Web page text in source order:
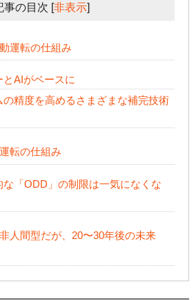
事の目次 [非表示]
運転の仕組み
AIがベースに
の精度を高めるさまざまな補完技術
転の仕組み
「ODD」の制限は一気になくな
人間型だが、20〜30年後の未来